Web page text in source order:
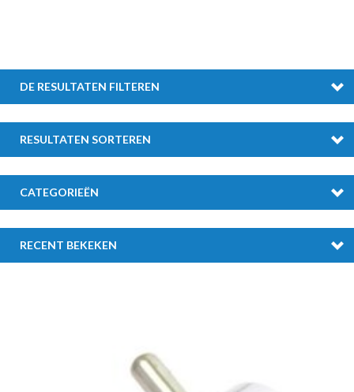
DE RESULTATEN FILTEREN
RESULTATEN SORTEREN
CATEGORIEËN
RECENT BEKEKEN